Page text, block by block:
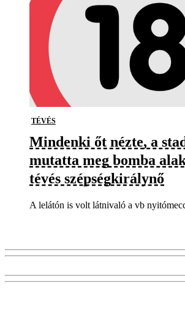
TÉVÉS
Mindenki őt nézte, a
mutatta meg bomba
tévés szépségkirálynő
A lelátón is volt látnivaló a vb